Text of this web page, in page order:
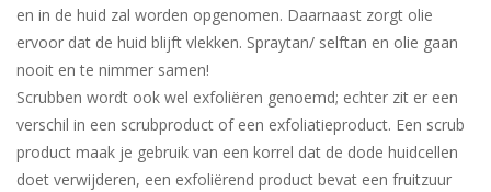
en in de huid zal worden opgenomen. Daarnaast zorgt olie
ervoor dat de huid blijft vlekken. Spraytan/ selftan en olie gaan
nooit en te nimmer samen!
Scrubben wordt ook wel exfoliëren genoemd; echter zit er een
verschil in een scrubproduct of een exfoliatieproduct. Een scrub
product maak je gebruik van een korrel dat de dode huidcellen
doet verwijderen, een exfoliërend product bevat een fruitzuur